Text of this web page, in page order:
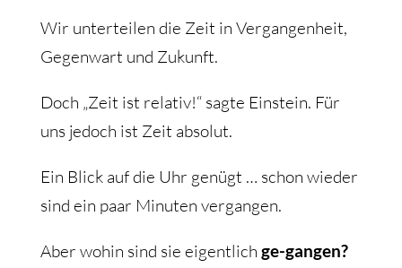
Wir unterteilen die Zeit in Vergangenheit,
Gegenwart und Zukunft.
Doch „Zeit ist relativ!“ sagte Einstein. Für
uns jedoch ist Zeit absolut.
Ein Blick auf die Uhr genügt … schon wieder
sind ein paar Minuten vergangen.
Aber wohin sind sie eigentlichge-gangen?